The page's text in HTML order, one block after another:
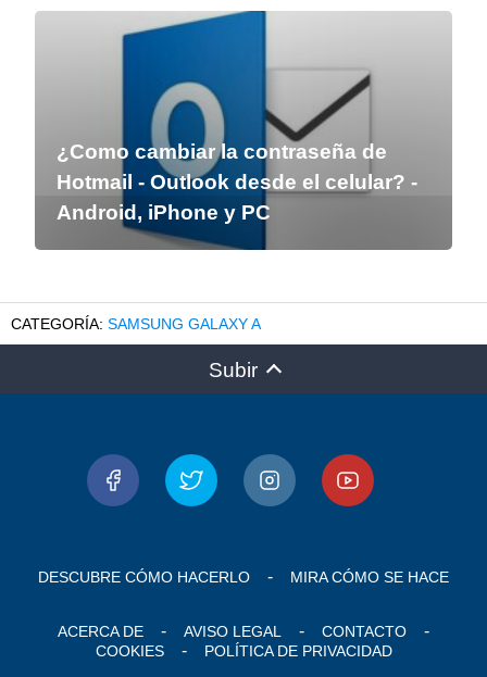
¿Como cambiar la contraseña de
Hotmail - Outlook desde el celular? -
Android, iPhone y PC
SAMSUNG GALAXY A
Subir
DESCUBRE CÓMO HACERLO MIRA CÓMO SE HACE
ACERCA DE AVISO LEGAL
CONTACTO
COOKIES
POLÍTICA DE PRIVACIDAD